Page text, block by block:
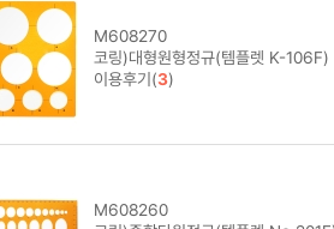
M608270
코링)대형원형정규(템플렛 K-
이용후기(3)
M608260